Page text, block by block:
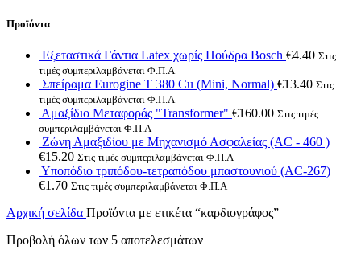
Προϊόντα
Εξεταστικά Γάντια Latex χωρίς Πούδρα Bosch €4.40 Στις
τιμές συμπεριλαμβάνεται Φ.Π.Α
Σπείραμα Eurogine Τ 380 Cu (Mini, Normal) €13.40 Στις
τιμές συμπεριλαμβάνεται Φ.Π.Α
Αμαξίδιο Μεταφοράς "Transformer" €160.00 Στις τιμές
συμπεριλαμβάνεται Φ.Π.Α
Ζώνη Αμαξιδίου με Μηχανισμό Ασφαλείας (AC - 460 )
€15.20 Στις τιμές συμπεριλαμβάνεται Φ.Π.Α
Υποπόδιο τριπόδου-τετραπόδου μπαστουνιού (AC-267)
€1.70 Στις τιμές συμπεριλαμβάνεται Φ.Π.Α
Αρχική σελίδα Προϊόντα με ετικέτα “καρδιογράφος”
Προβολή όλων των 5 αποτελεσμάτων